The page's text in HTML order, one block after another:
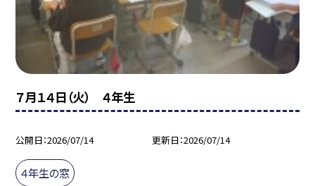
７月１４日（火） ４年生
公開日 2026/07/14 更新日 2026/07/14
４年生の窓